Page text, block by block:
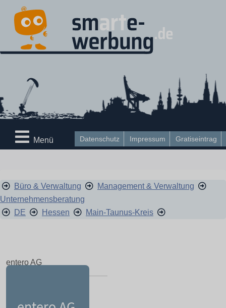
Datenschutz Impressum Gratiseintrag
Menü
Büro & Verwaltung
Management & Verwaltung
Unternehmensberatung
DE
Hessen Main-Taunus-Kreis
entero AG